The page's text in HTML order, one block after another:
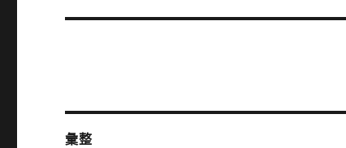
篇
彙整